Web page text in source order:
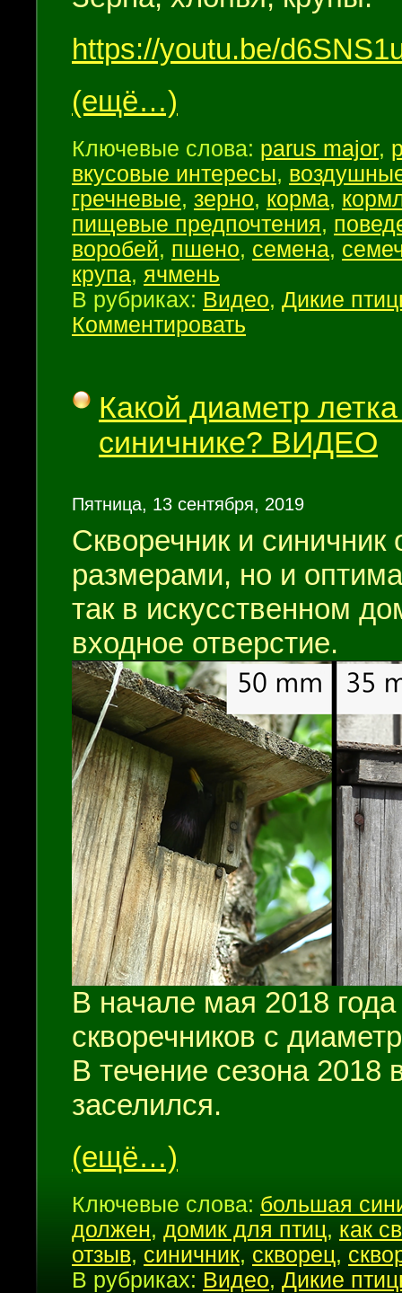
https://youtu.be/
(ещё…)
Ключевые слова: parus major,
вкусовые интересы,
гречневые, зерно, корма,
пищевые предпочтения,
воробей, пшено, семена,
крупа, ячмень
В рубриках: Видео, Дикие
Комментировать
Какой диаметр
синичнике? ВИДЕО
Пятница, 13 сентября, 2019
Скворечник и синичник
размерами, но и
так в искусственном
входное отверстие.
В начале мая 2018
скворечников с
В течение сезона 2018
заселился.
(ещё…)
Ключевые слова: большая
должен, домик для птиц, как
отзыв, синичник, скворец,
В рубриках: Видео, Дикие